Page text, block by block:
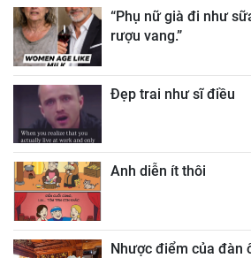
“Phụ nữ già đi như
rượu vang.”
Đẹp trai như sĩ điều
Anh diễn ít thôi
Nhược điểm của đàn